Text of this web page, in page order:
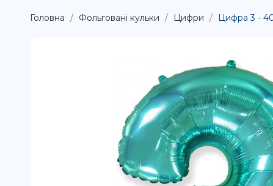
Головна Фольговані кульки Цифри Цифра 3 -